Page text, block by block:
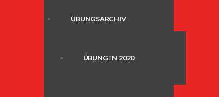
ÜBUNGSARCHIV
ÜBUNGEN 2020